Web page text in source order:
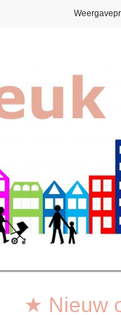
★ Nieuw